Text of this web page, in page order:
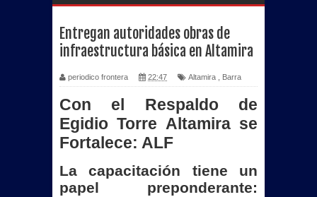
Entregan autoridades obras de
infraestructura básica en Altamira
periodico frontera 22:47 Altamira Barra
Con el Respaldo de
Egidio Torre Altamira se
Fortalece: ALF
La capacitación tiene un
papel preponderante: